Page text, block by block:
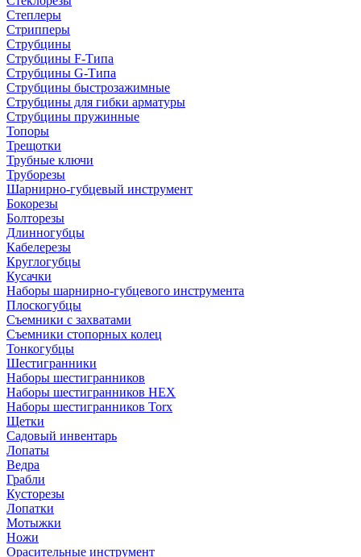
Степлеры
Стрипперы
Струбцины
Струбцины F-Типа
Струбцины G-Типа
Струбцины быстрозажимные
Струбцины для гибки арматуры
Струбцины пружинные
Топоры
Трещотки
Трубные ключи
Труборезы
Шарнирно-губцевый инструмент
Бокорезы
Болторезы
Длинногубцы
Кабелерезы
Круглогубцы
Кусачки
Наборы шарнирно-губцевого инструмента
Плоскогубцы
Съемники с захватами
Съемники стопорных колец
Тонкогубцы
Шестигранники
Наборы шестигранников
Наборы шестигранников HEX
Наборы шестигранников Torx
Щетки
Садовый инвентарь
Лопаты
Ведра
Грабли
Кусторезы
Лопатки
Мотыжки
Ножи
Орасительные инструмент